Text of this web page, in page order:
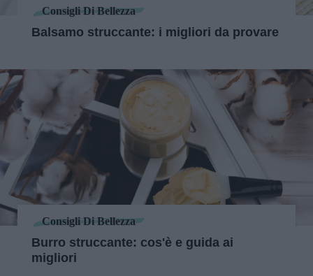
Consigli Di Bellezza
Balsamo struccante: i migliori da provare
Consigli Di Bellezza
Burro struccante: cos'è e guida ai
migliori